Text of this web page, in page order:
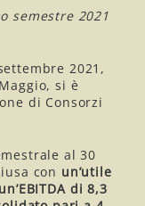
semestre 2021
2021,
si è
di Consorzi
al 30
con un’utile
un’EBITDA di 8,3